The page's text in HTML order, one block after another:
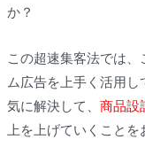
か？
この超速集客法では
ム広告を上手く活用
気に解決して、 商品設
上を上げていくことを